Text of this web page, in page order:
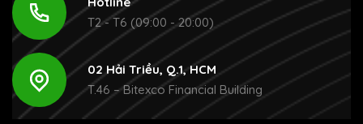
T2 - T6 (09:00 - 20:00)
02 Hải Triều, Q.1, HCM
T.46 – Bitexco Financial Building